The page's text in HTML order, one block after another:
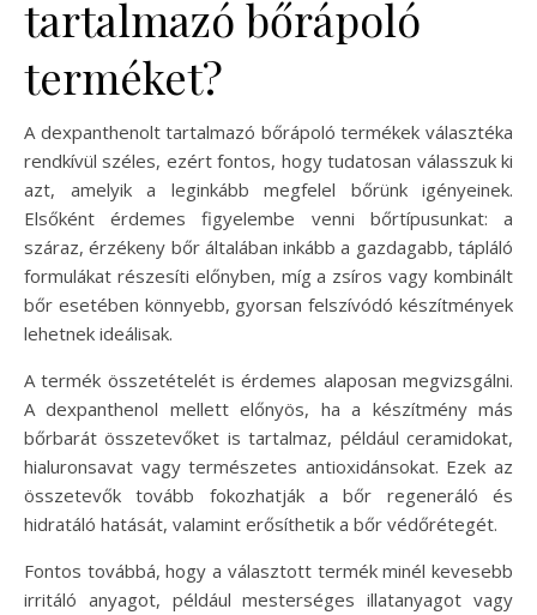
tartalmazó bőrápoló
terméket?
A dexpanthenolt tartalmazó bőrápoló termékek választéka
rendkívül széles, ezért fontos, hogy tudatosan válasszuk ki
azt, amelyik a leginkább megfelel bőrünk igényeinek.
Elsőként érdemes figyelembe venni bőrtípusunkat: a
száraz, érzékeny bőr általában inkább a gazdagabb, tápláló
formulákat részesíti előnyben, míg a zsíros vagy kombinált
bőr esetében könnyebb, gyorsan felszívódó készítmények
lehetnek ideálisak.
A termék összetételét is érdemes alaposan megvizsgálni.
A dexpanthenol mellett előnyös, ha a készítmény más
bőrbarát összetevőket is tartalmaz, például ceramidokat,
hialuronsavat vagy természetes antioxidánsokat. Ezek az
összetevők tovább fokozhatják a bőr regeneráló és
hidratáló hatását, valamint erősíthetik a bőr védőrétegét.
Fontos továbbá, hogy a választott termék minél kevesebb
irritáló anyagot, például mesterséges illatanyagot vagy